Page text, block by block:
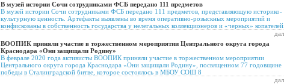
В музей истории Сочи сотрудниками ФСБ передано 111 предметов
В музей истории Сочи сотрудниками ФСБ передано 111 предметов, представляющую историко-
культурную ценность. Артефакты выявлены во время оперативно-розыскных мероприятий и
конфискованы в собственность государства у нелегальных коллекционеров и «черных» копателей.
ВООПИК приняли участие в торжественном мероприятии Центрального округа города
Краснодара «Они защищали Родину»
В феврале 2020 года активисты ВООПИК приняли участие в торжественном мероприятии
Центрального округа города Краснодара «Они защищали Родину», посвященном 77 годовщине
победы в Сталинградской битве, которое состоялось в МБОУ СОШ 8